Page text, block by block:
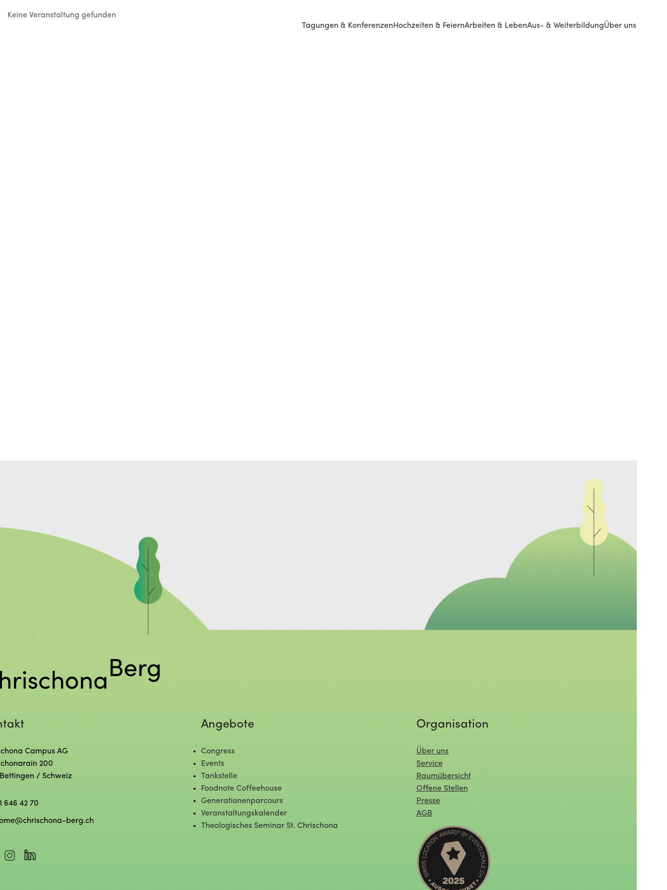
Tagungen & Konferenzen Hochzeiten & FeiernArbeiten & LebenAus- & WeiterbildungÜber uns
Keine Veranstaltung gefunden
Campus AG
200
Bettingen / Schweiz
646 42 70
berg.ch
Angebote
Congress
Events
Tankstelle
Foodnote Coffeehouse
Generationenparcours
Veranstaltungskalender
Theologisches Seminar St. Chrischona
Organisation
Über uns
Service
Raumübersicht
Offene Stellen
Presse
AGB